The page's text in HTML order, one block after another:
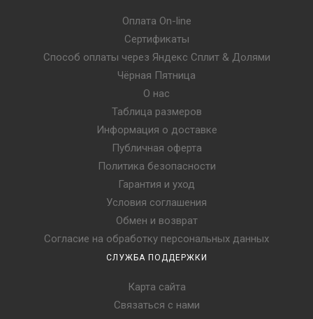
Оплата On-line
Сертификаты
Способ оплаты через Яндекс Сплит & Долями
Чёрная Пятница
О нас
Таблица размеров
Информация о доставке
Публичная оферта
Политика безопасности
Гарантия и уход
Условия соглашения
Обмен и возврат
Согласие на обработку персональных данных
СЛУЖБА ПОДДЕРЖКИ
Карта сайта
Связаться с нами